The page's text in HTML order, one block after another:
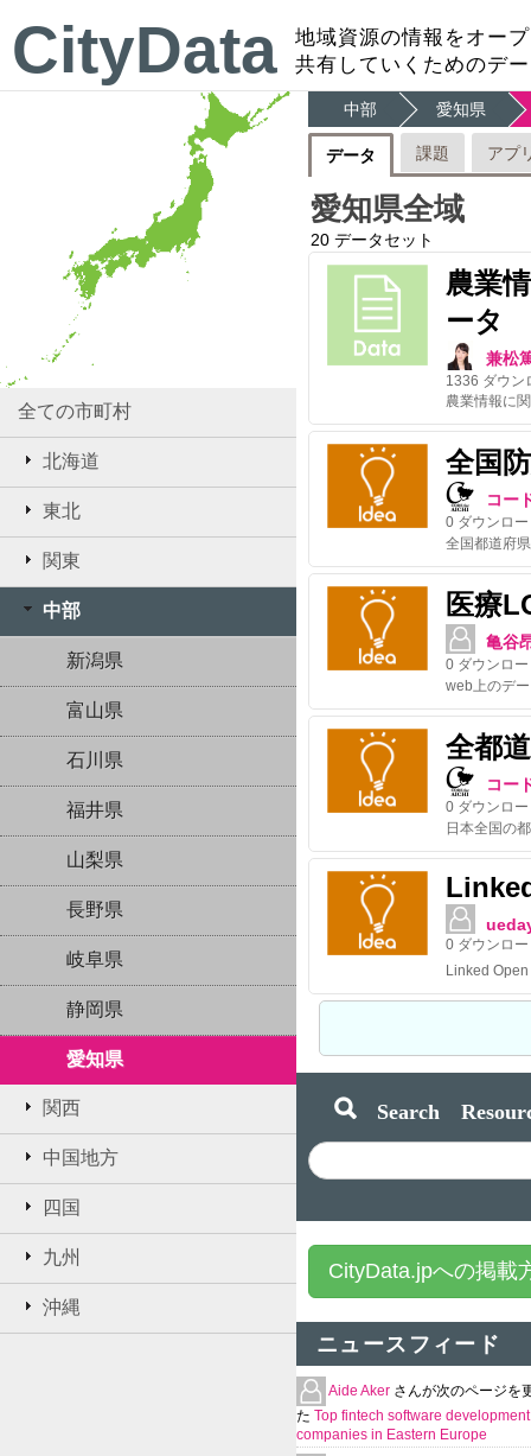
CityData
地域資源の情報をオー
共有していくためのデ
全ての市町村
北海道
東北
関東
中部
新潟県
富山県
石川県
福井県
山梨県
長野県
岐阜県
静岡県
愛知県
関西
中国地方
四国
九州
沖縄
中部 愛知県
データ 課題 アプ
愛知県全域
20 データセット
農業
ータ
兼松
1336 ダウン
全国
コー
0 ダウンロ
医療
亀谷
0 ダウンロ
web上のデ
全都
コー
0 ダウンロ
0 ダウンロ
Search
CityData.jpへの掲載
ニュースフィード
Aide Aker さんが次のページを
た Top fintech software development
companies in Eastern Europe